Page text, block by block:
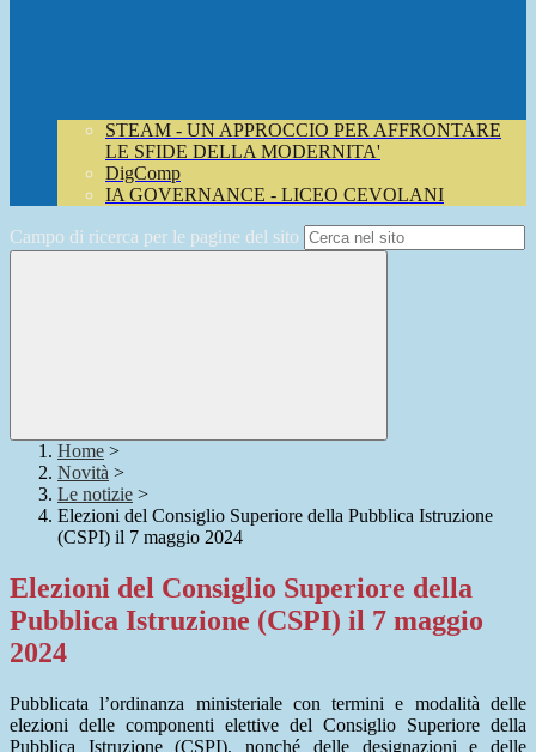
STEAM - UN APPROCCIO PER AFFRONTARE
LE SFIDE DELLA MODERNITA'
DigComp
IA GOVERNANCE - LICEO CEVOLANI
Campo di ricerca per le pagine del sito
Home >
Novità >
Le notizie >
Elezioni del Consiglio Superiore della Pubblica Istruzione
(CSPI) il 7 maggio 2024
Elezioni del Consiglio Superiore della
Pubblica Istruzione (CSPI) il 7 maggio
2024
Pubblicata l’ordinanza ministeriale con termini e modalità delle
elezioni delle componenti elettive del Consiglio Superiore della
Pubblica Istruzione (CSPI), nonché delle designazioni e delle